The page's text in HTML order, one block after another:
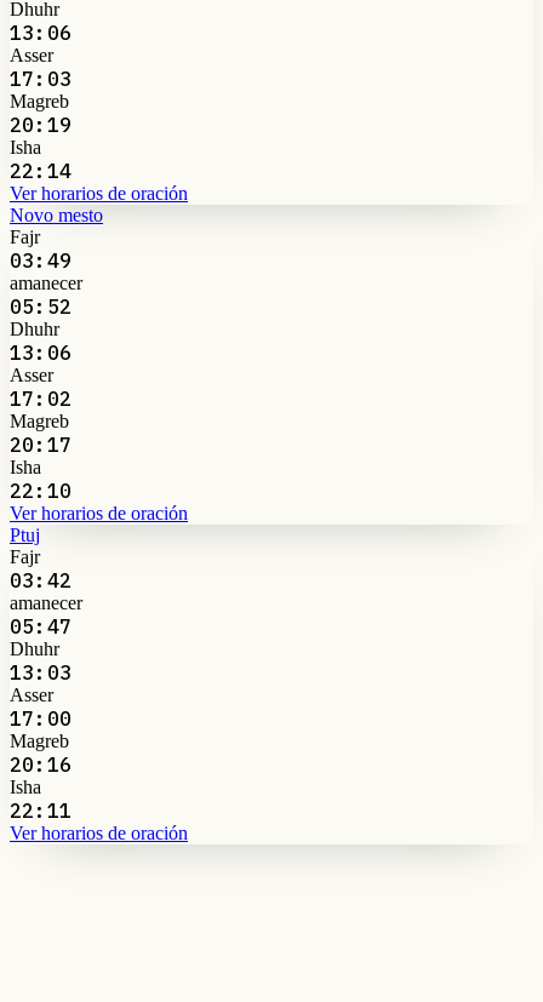
Dhuhr
13:06
Asser
17:03
Magreb
20:19
Isha
22:14
Ver horarios de oración
Novo mesto
Fajr
03:49
amanecer
05:52
Dhuhr
13:06
Asser
17:02
Magreb
20:17
Isha
22:10
Ver horarios de oración
Ptuj
Fajr
03:42
amanecer
05:47
Dhuhr
13:03
Asser
17:00
Magreb
20:16
Isha
22:11
Ver horarios de oración